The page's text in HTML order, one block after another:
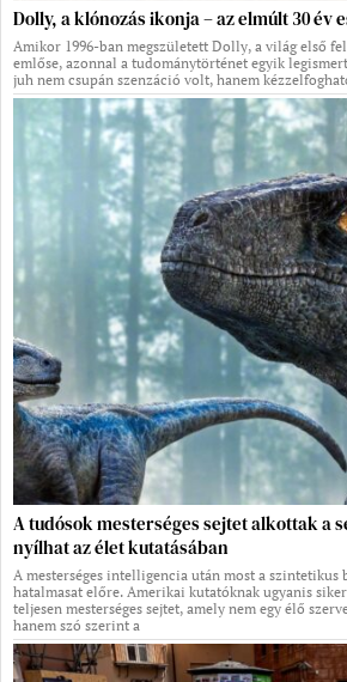
Dolly, a klónozás ikonja – az elmúlt 30 év
Amikor 1996-ban megszületett Dolly, a világ első
emlőse, azonnal a tudománytörténet egyik
juh nem csupán szenzáció volt, hanem
A tudósok mesterséges sejtet alkottak a
nyílhat az élet kutatásában
A mesterséges intelligencia után most a szintetikus
hatalmasat előre. Amerikai kutatóknak ugyanis
teljesen mesterséges sejtet, amely nem egy élő
hanem szó szerint a